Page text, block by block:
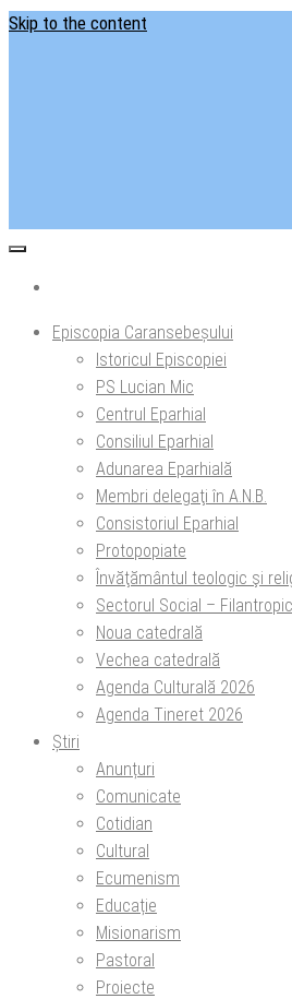
Skip to the content
Episcopia Caransebeșului
Istoricul Episcopiei
PS Lucian Mic
Centrul Eparhial
Consiliul Eparhial
Adunarea Eparhială
Membri delegaţi în A.N.B.
Consistoriul Eparhial
Protopopiate
Învăţământul teologic şi
Sectorul Social –
Noua catedrală
Vechea catedrală
Agenda Culturală 2026
Agenda Tineret 2026
Știri
Anunțuri
Comunicate
Cotidian
Cultural
Ecumenism
Educație
Misionarism
Pastoral
Proiecte